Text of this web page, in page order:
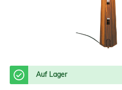
Auf Lager